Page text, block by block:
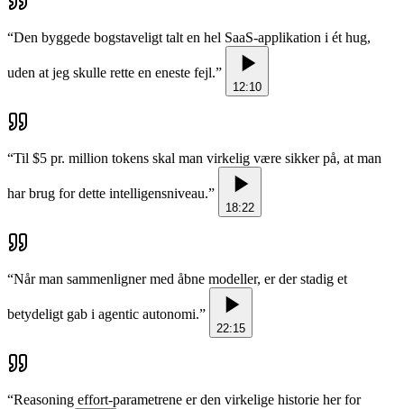
“Den byggede bogstaveligt talt en hel SaaS-applikation i ét hug,
uden at jeg skulle rette en eneste fejl.”
12:10
“Til $5 pr. million tokens skal man virkelig være sikker på, at man
har brug for dette intelligensniveau.”
18:22
“Når man sammenligner med åbne modeller, er der stadig et
betydeligt gab i agentic autonomi.”
22:15
“Reasoning effort-parametrene er den virkelige historie her for